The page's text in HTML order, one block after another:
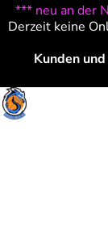
*** neu an der
Derzeit keine
Kunden